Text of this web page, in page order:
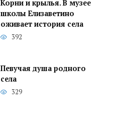
Корни и крылья. В музее
школы Елизаветино
оживает история села
392
Певучая душа родного
села
329